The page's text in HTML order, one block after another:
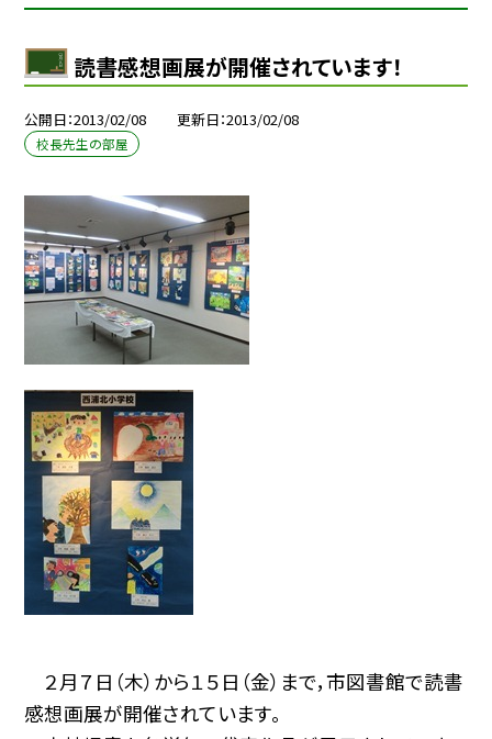
読書感想画展が開催されています！
公開日 2013/02/08 更新日 2013/02/08
校長先生の部屋
２月７日（木）から１５日（金）まで，市図書館で読書
感想画展が開催されています。